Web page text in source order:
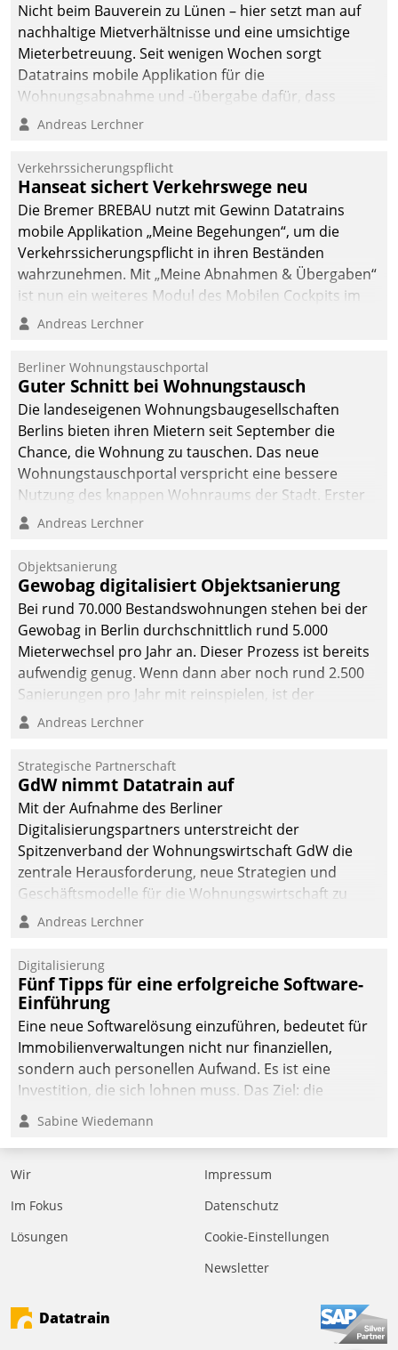
Nicht beim Bauverein zu Lünen – hier setzt man auf
nachhaltige Mietverhältnisse und eine umsichtige
Mieterbetreuung. Seit wenigen Wochen sorgt
Datatrains mobile Applikation für die
Wohnungsabnahme und -übergabe dafür, dass
Mieter wohlgeordnet kommen und, so es sein muss,
Andreas Lerchner
Verkehrssicherungspflicht
Hanseat sichert Verkehrswege neu
Die Bremer BREBAU nutzt mit Gewinn Datatrains
mobile Applikation „Meine Begehungen“, um die
Verkehrssicherungspflicht in ihren Beständen
wahrzunehmen. Mit „Meine Abnahmen & Übergaben“
ist nun ein weiteres Modul des Mobilen Cockpits im
Einsatz.
Andreas Lerchner
Berliner Wohnungstauschportal
Guter Schnitt bei Wohnungstausch
Die landeseigenen Wohnungsbaugesellschaften
Berlins bieten ihren Mietern seit September die
Chance, die Wohnung zu tauschen. Das neue
Wohnungstauschportal verspricht eine bessere
Nutzung des knappen Wohnraums der Stadt. Erster
Anwendungsfall für Datatrains Lösung API-Hub mit
Unternehmen.
Andreas Lerchner
Objektsanierung
Gewobag digitalisiert Objektsanierung
Bei rund 70.000 Bestandswohnungen stehen bei der
Gewobag in Berlin durchschnittlich rund 5.000
Mieterwechsel pro Jahr an. Dieser Prozess ist bereits
aufwendig genug. Wenn dann aber noch rund 2.500
Sanierungen pro Jahr mit reinspielen, ist der
Betreuungs- und Organisationsaufwand immens. Im
kommunale Wohnungsbauunternehmen daher
gemeinsam mit der Berliner Datatrain GmbH den
Teilprozess der Objektsanierung digitalisiert.
Andreas Lerchner
Strategische Partnerschaft
GdW nimmt Datatrain auf
Mit der Aufnahme des Berliner
Digitalisierungspartners unterstreicht der
Spitzenverband der Wohnungswirtschaft GdW die
zentrale Herausforderung, neue Strategien und
Geschäftsmodelle für die Wohnungswirtschaft zu
entwickeln.
Andreas Lerchner
Digitalisierung
Fünf Tipps für eine erfolgreiche Software-
Einführung
Eine neue Softwarelösung einzuführen, bedeutet für
Immobilienverwaltungen nicht nur finanziellen,
sondern auch personellen Aufwand. Es ist eine
Investition, die sich lohnen muss. Das Ziel: die
nachhaltige Optimierung der Geschäftsabläufe. Damit
dieses Ziel erreicht wird, sollten einige Grundregeln
befolgt werden.
Sabine Wiedemann
Wir
Im Fokus
Lösungen
Impressum
Datenschutz
Cookie-Einstellungen
Newsletter
Datatrain